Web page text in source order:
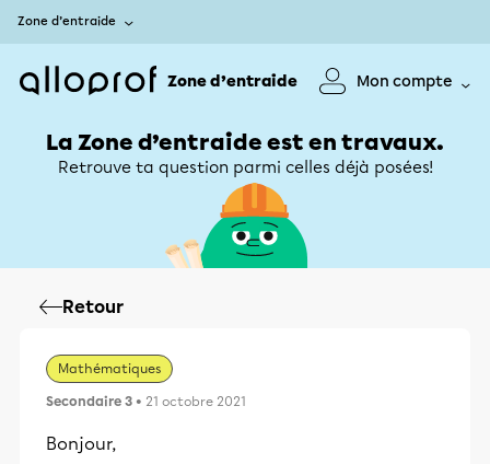
Zone d’entraide
Zone d’entraide Mon compte
La Zone d’entraide est en travaux.
Retrouve ta question parmi celles déjà posées!
Retour
Mathématiques
Secondaire 3 • 21 octobre 2021
Bonjour,